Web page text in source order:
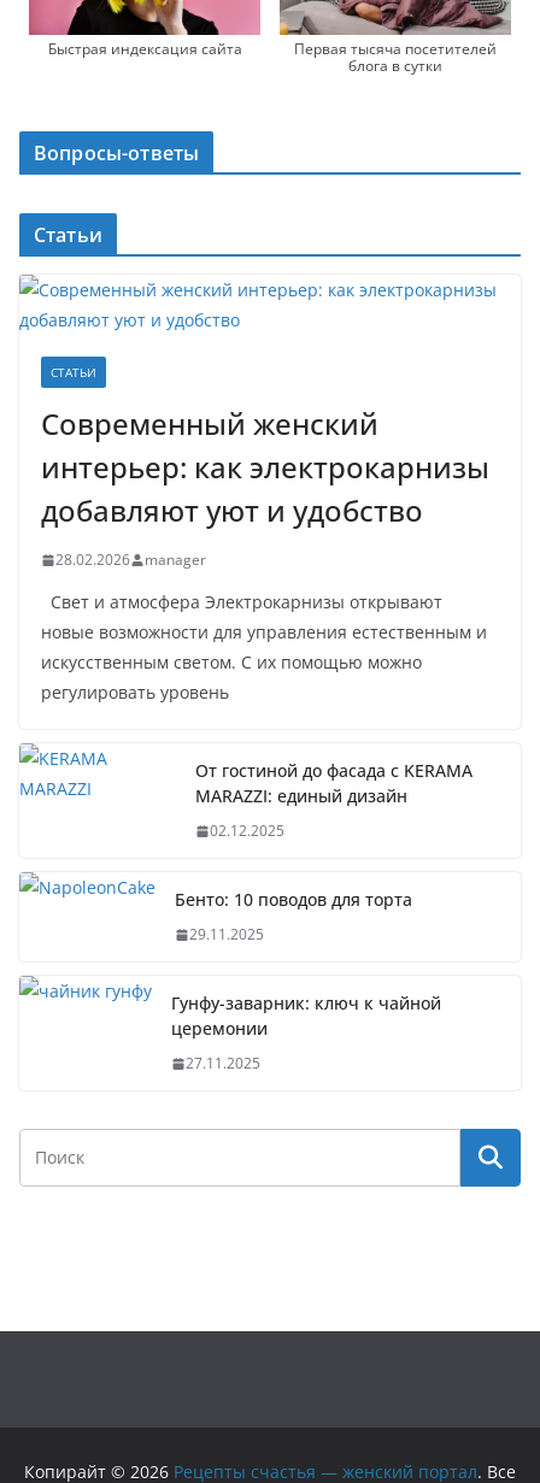
Быстрая индексация сайта
Первая тысяча посетителей
блога в сутки
Вопросы-ответы
Статьи
СТАТЬИ
Современный женский
интерьер: как электрокарнизы
добавляют уют и удобство
28.02.2026 manager
Свет и атмосфера Электрокарнизы открывают
новые возможности для управления естественным и
искусственным светом. С их помощью можно
регулировать уровень
От гостиной до фасада с KERAMA
MARAZZI: единый дизайн
02.12.2025
Бенто: 10 поводов для торта
29.11.2025
Гунфу-заварник: ключ к чайной
церемонии
27.11.2025
Копирайт © 2026 Рецепты счастья — женский портал. Все